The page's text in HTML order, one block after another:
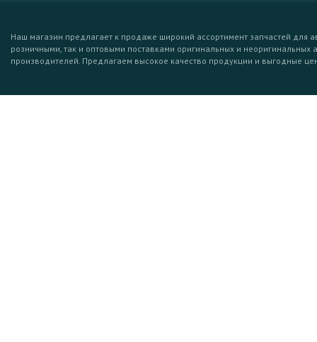
Наш магазин предлагает к продаже широкий ассортимент запчастей для
розничными, так и оптовыми поставками оригинальных и неоригинальных
производителей. Предлагаем высокое качество продукции и выгодные